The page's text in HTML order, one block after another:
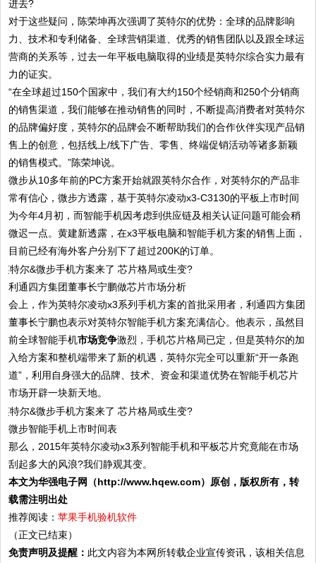
进去?
对于这些疑问，陈荣坤再次强调了英特尔的优势：全球的品牌影响
力、技术和专利储备、全球营销渠道、优秀的销售团队以及跟全球运
营商的关系等，过去一年平板电脑取得的业绩是英特尔综合实力最有
力的证实。
“在全球超过150个国家中，我们有大约150个经销商和250个分销商
的销售渠道，我们能够在推动销售的同时，不断提高消费者对英特尔
的品牌偏好度，英特尔的品牌会不断帮助我们的合作伙伴实现产品销
售上的创意，包括线上/线下广告、零售、终端促销活动等诸多新颖
的销售模式。”陈荣坤说。
微步从10多年前的PC方案开始就跟英特尔合作，对英特尔的产品非
常有信心，微步方透露，基于英特尔凌动x3-C3130的平板上市时间
为今年4月初，而智能手机因考虑到供应链及相关认证问题可能会稍
微迟一点。黄建新透露，在x3平板电脑和智能手机方案的销售上面，
目前已经有海外客户分别下了超过200K的订单。
利通四方集团董事长宁鹏做芯片市场分析
会上，作为英特尔凌动x3系列手机方案的首批采用者，利通四方集团
董事长宁鹏也表示对英特尔智能手机方案充满信心。他表示，虽然目
前全球智能手机市场竞争激烈，手机芯片格局已定，但是英特尔的加
入给方案和整机端带来了新的机遇，英特尔完全可以重新“开一条跑
道”，利用自身强大的品牌、技术、资金和渠道优势在智能手机芯片
市场开辟一块新天地。
微步智能手机上市时间表
那么，2015年英特尔凌动x3系列智能手机和平板芯片究竟能在市场
刮起多大的风浪?我们静观其变。
本文为华强电子网（http://www.hqew.com）原创，版权所有，转
载需注明出处
推荐阅读：苹果手机验机软件
（正文已结束）
免责声明及提醒： 此文内容为本网所转载企业宣传资讯，该相关信息